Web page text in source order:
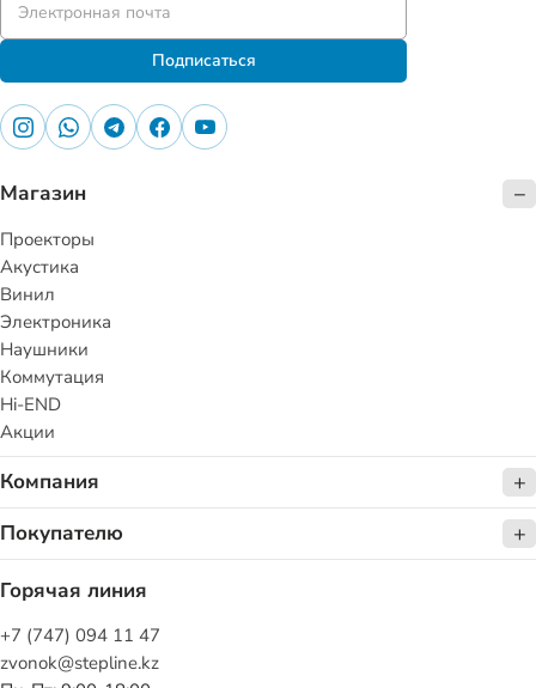
Подписаться
Магазин
Проекторы
Акустика
Винил
Электроника
Наушники
Коммутация
Hi-END
Акции
Компания
Покупателю
Горячая линия
+7 (747) 094 11 47
zvonok@stepline.kz